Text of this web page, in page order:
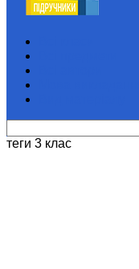
теги 3 клас